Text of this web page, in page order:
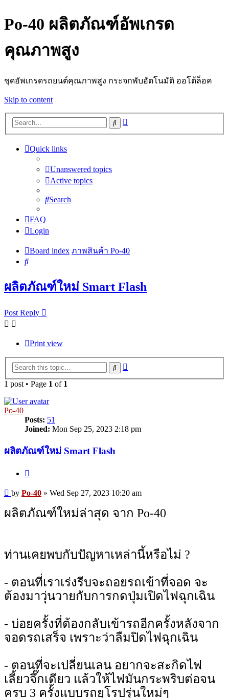
Po-40 ผลิตภัณฑ์อัพเกรด
คุณภาพสูง
ชุดอัพเกรดรถยนต์คุณภาพสูง กระจกพับอัตโนมัติ ออโต้ล็อค
Skip to content
Search
Quick links
Unanswered topics
Active topics
Search
FAQ
Login
Board index ภาพสินค้า Po-40
Search
ผลิตภัณฑ์ใหม่ Smart Flash
Post Reply
Print view
Search
1 post • Page 1 of 1
Po-40
Posts: 51
Joined: Mon Sep 25, 2023 2:18 pm
ผลิตภัณฑ์ใหม่ Smart Flash
Post
by Po-40 » Wed Sep 27, 2023 10:20 am
ผลิตภัณฑ์ใหม่ล่าสุด จาก Po-40
ท่านเคยพบกับปัญหาเหล่านี้หรือไม่ ?
- ตอนที่เราเร่งรีบจะถอยรถเข้าที่จอด จะ
ต้องมาวุ่นวายกับการกดปุ่มเปิดไฟฉุกเฉิน
- บ่อยครั้งที่ต้องกลับเข้ารถอีกครั้งหลังจาก
จอดรถเสร็จ เพราะว่าลืมปิดไฟฉุกเฉิน
- ตอนที่จะเปลี่ยนเลน อยากจะสะกิดไฟ
เลี้ยวจึ๊กเดียว แล้วให้ไฟมันกระพริบต่อจน
ครบ 3 ครั้งแบบรถยุโรปรุ่นใหม่ๆ